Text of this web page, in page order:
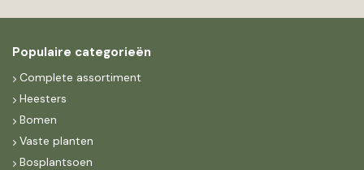
Populaire categorieën
Complete assortiment
Heesters
Bomen
Vaste planten
Bosplantsoen